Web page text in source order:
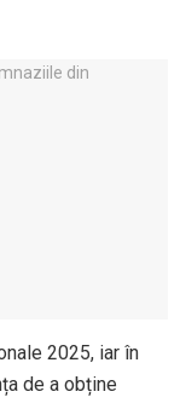
2025, iar în
de a obține